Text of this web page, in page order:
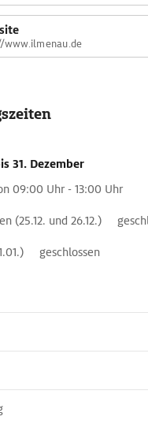
www.ilmenau.de
31. Dezember
09:00 Uhr - 13:00 Uhr
(25.12. und 26.12.)
geschlossen